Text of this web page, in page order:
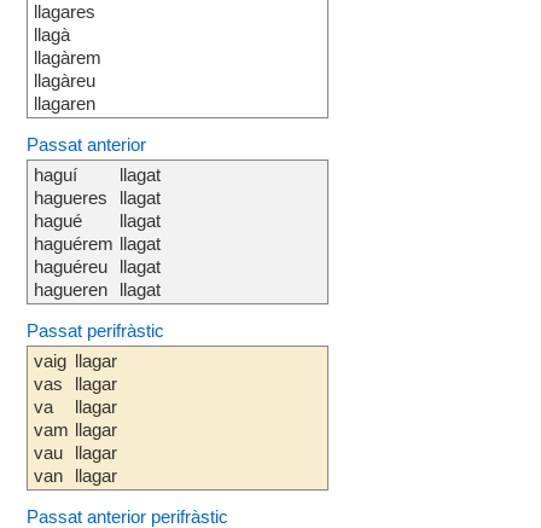
llagares
llagà
llagàrem
llagàreu
llagaren
Passat anterior
haguí
hagueres
hagué
haguérem
haguéreu
hagueren
llagat
llagat
llagat
llagat
llagat
llagat
Passat perifràstic
vaig
vas
va
vam
vau
van
llagar
llagar
llagar
llagar
llagar
llagar
Passat anterior perifràstic